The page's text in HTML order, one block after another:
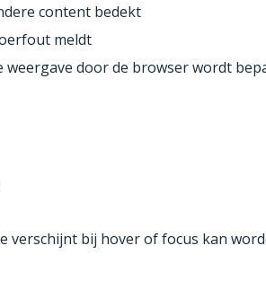
content bedekt
meldt
door de browser wordt
verschijnt bij hover of focus kan